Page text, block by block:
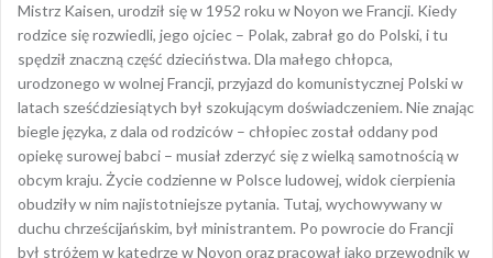
Mistrz Kaisen, urodził się w 1952 roku w Noyon we Francji. Kiedy
rodzice się rozwiedli, jego ojciec – Polak, zabrał go do Polski, i tu
spędził znaczną część dzieciństwa. Dla małego chłopca,
urodzonego w wolnej Francji, przyjazd do komunistycznej Polski w
latach sześćdziesiątych był szokującym doświadczeniem. Nie znając
biegle języka, z dala od rodziców – chłopiec został oddany pod
opiekę surowej babci – musiał zderzyć się z wielką samotnością w
obcym kraju. Życie codzienne w Polsce ludowej, widok cierpienia
obudziły w nim najistotniejsze pytania. Tutaj, wychowywany w
duchu chrześcijańskim, był ministrantem. Po powrocie do Francji
był stróżem w katedrze w Noyon oraz pracował jako przewodnik w